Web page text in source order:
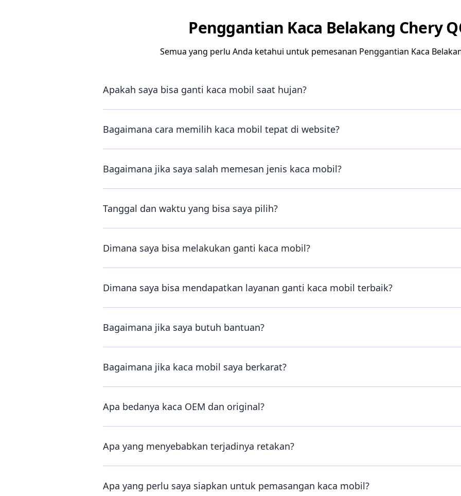
Penggantian Kaca Belakang Chery
Semua yang perlu Anda ketahui untuk pemesanan Penggantian Kaca
Apakah saya bisa ganti kaca mobil saat hujan?
Bagaimana cara memilih kaca mobil tepat di website?
Bagaimana jika saya salah memesan jenis kaca mobil?
Tanggal dan waktu yang bisa saya pilih?
Dimana saya bisa melakukan ganti kaca mobil?
Dimana saya bisa mendapatkan layanan ganti kaca mobil terbaik?
Bagaimana jika saya butuh bantuan?
Bagaimana jika kaca mobil saya berkarat?
Apa bedanya kaca OEM dan original?
Apa yang menyebabkan terjadinya retakan?
Apa yang perlu saya siapkan untuk pemasangan kaca mobil?